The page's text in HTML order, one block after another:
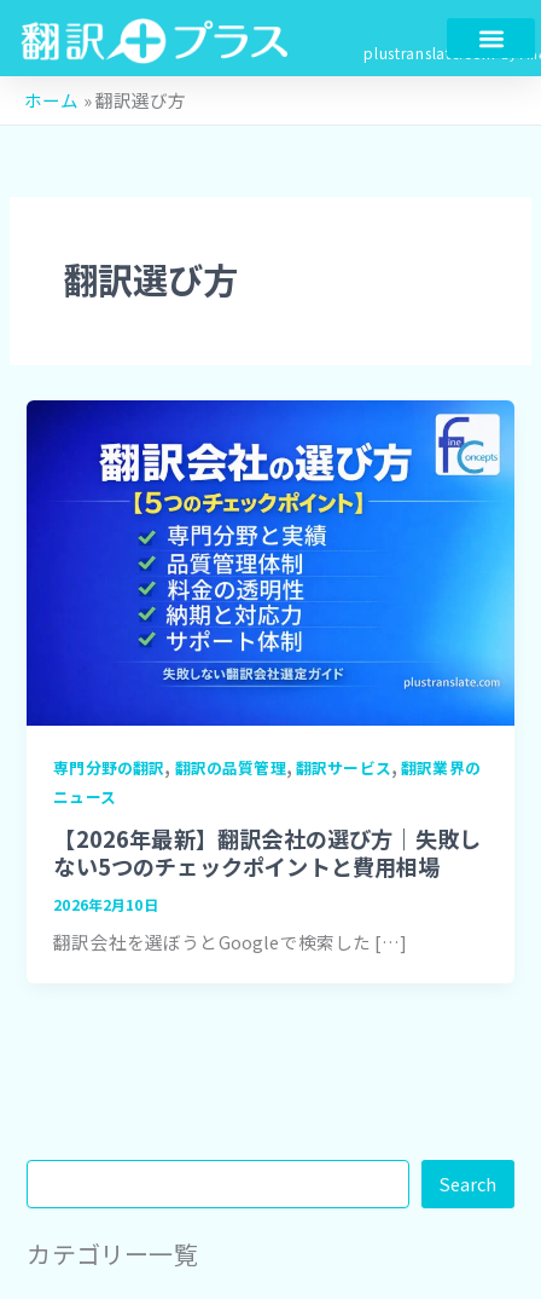
を
plustranslate.comby
ホーム »翻訳選び方
翻訳選び方
専門分野の翻訳, 翻訳の品質管理, 翻訳サービス,翻訳業界の
ニュース
【2026年最新】翻訳会社の選び方｜失敗し
ない5つのチェックポイントと費用相場
2026年2月10日
翻訳会社を選ぼうとGoogleで検索した […]
索
Search
カテゴリー一覧